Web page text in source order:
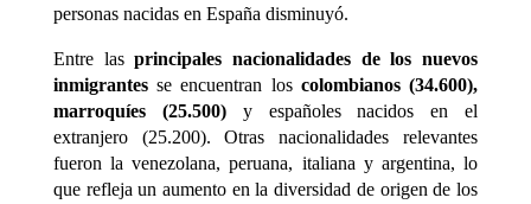
personas nacidas en España disminuyó.
Entre lasprincipales nacionalidades de los nuevos
inmigrantesse encuentran los colombianos (34.600),
marroquíes (25.500)y españoles nacidos en el
extranjero (25.200). Otras nacionalidades relevantes
fueron la venezolana, peruana, italiana y argentina, lo
que refleja un aumento en la diversidad de origen de los